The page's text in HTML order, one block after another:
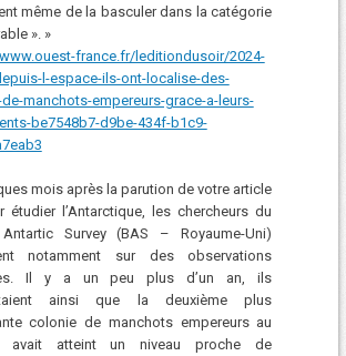
même de la basculer dans la catégorie
». »
france.fr/leditiondusoir/2024-
l-espace-ils-ont-localise-des-
manchots-empereurs-grace-a-leurs-
be7548b7-d9be-434f-b1c9-
mois après la parution de votre article
étudier l’Antarctique, les chercheurs du
Survey (BAS – Royaume-Uni)
notamment sur des observations
Il y a un peu plus d’un an, ils
ainsi que la deuxième plus
colonie de manchots empereurs au
avait atteint un niveau proche de